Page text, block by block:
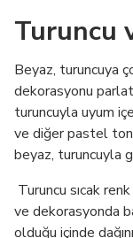
Turuncu
Beyaz, turuncuya
dekorasyonu
turuncuyla uyum
ve diğer pastel
beyaz, turuncuyla
Turuncu sıcak
ve dekorasyonda
olduğu içinde